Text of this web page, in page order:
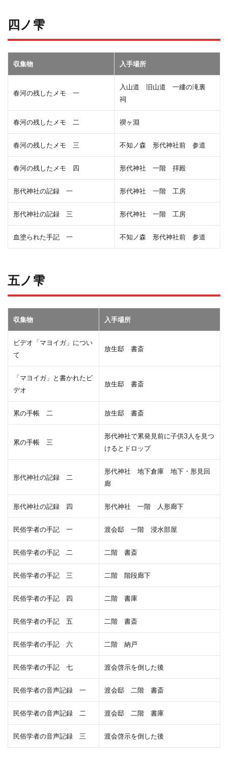
四ノ雫
収集物 入手場所
春河の残したメモ 一
入山道 旧山道 一縷の滝裏
祠
春河の残したメモ 二 禊ヶ淵
春河の残したメモ 三 不知ノ森 形代神社前 参道
春河の残したメモ 四 形代神社 一階 拝殿
形代神社の記録 一 形代神社 一階 工房
形代神社の記録 三 形代神社 一階 工房
血塗られた手記 一 不知ノ森 形代神社前 参道
五ノ雫
収集物 入手場所
ビデオ「マヨイガ」につい
て
放生邸 書斎
「マヨイガ」と書かれたビ
デオ
放生邸 書斎
累の手帳 二 放生邸 書斎
累の手帳 三
形代神社で累発見前に子供3人を見つ
けるとドロップ
形代神社の記録 二
形代神社 地下倉庫 地下・形見回
廊
形代神社の記録 四 形代神社 一階 人形廊下
民俗学者の手記 一 渡会邸 一階 浸水部屋
民俗学者の手記 二 二階 書斎
民俗学者の手記 三 二階 階段廊下
民俗学者の手記 四 二階 書庫
民俗学者の手記 五 二階 書斎
民俗学者の手記 六 二階 納戸
民俗学者の手記 七 渡会啓示を倒した後
民俗学者の音声記録 一 渡会邸 二階 書斎
民俗学者の音声記録 二 渡会邸 二階 書庫
民俗学者の音声記録 三 渡会啓示を倒した後